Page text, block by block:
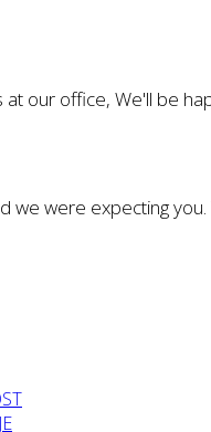
our office, We'll be
we were expecting